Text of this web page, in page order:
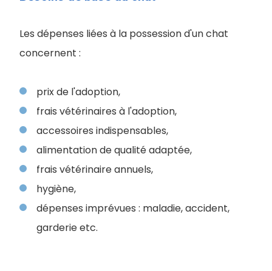
Les dépenses liées à la possession d'un chat
concernent :
prix de l'adoption,
frais vétérinaires à l'adoption,
accessoires indispensables,
alimentation de qualité adaptée,
frais vétérinaire annuels,
hygiène,
dépenses imprévues : maladie, accident,
garderie etc.